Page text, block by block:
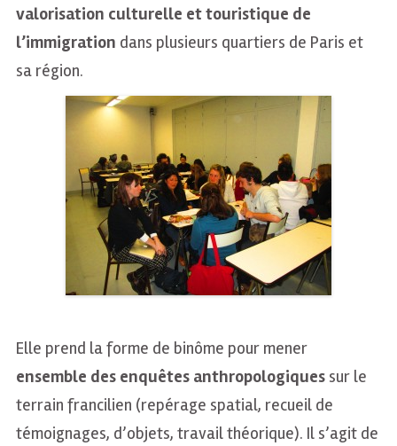
valorisation culturelle et touristique de
l’immigration dans plusieurs quartiers de Paris et
sa région.
Elle prend la forme de binôme pour mener
ensemble des enquêtes anthropologiquessur le
terrain francilien (repérage spatial, recueil de
témoignages, d’objets, travail théorique). Il s’agit de